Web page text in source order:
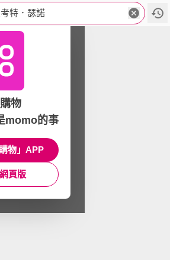
特．瑟諾
物
momo的事
物」APP
頁版